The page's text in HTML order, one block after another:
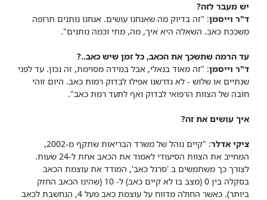
יש מעבר לזה?
ד"ר וייסמן: "זה בדיוק מה שאנחנו עושים. אנחנו נותנים תרופה
משככת כאב. השאלה היא איך, מה, מתי וכמה נותנים".
עד הרמה שתשכך את הכאב, כל זמן שיש כאב..?
ד"ר וייסמן: "זה מאוד בנאלי, אבל במידה מסוימת, זה נכון. עד לפני
שנתיים או שלוש - לא נדרשנו אפילו לבדוק רמות כאב. היום זוהי
חובה של הצוות הרפואי לבדוק ואף לתעד רמת כאב".
איך עושים את זה?
ציקי אדלר
: "קיים נוהל של משרד הבריאות שתקף מ-2002,
המחייב את הצוות הסיעודי לאמוד את הכאב אחת ל-24 שעות.
לצורך כך משתמשים ב 'סרגל כאב', המודד את עוצמת הכאב
בסקלה בין 0 (מצב בו לא קיים כאב) ל- 10 (שהינו הכאב החזק
ביותר). כאשר החולה מדווח על עוצמת כאב מעל 4, הנחשבת לכאב